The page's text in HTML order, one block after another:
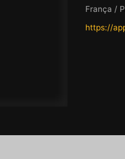
França /
https://